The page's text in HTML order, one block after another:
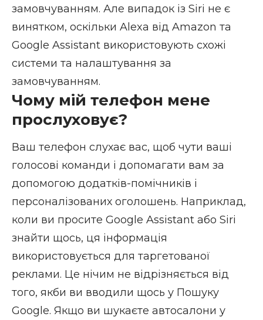
замовчуванням. Але випадок із Siri не є
винятком, оскільки Alexa від Amazon та
Google Assistant використовують схожі
системи та налаштування за
замовчуванням.
Чому мій телефон мене
прослуховує?
Ваш телефон слухає вас, щоб чути ваші
голосові команди і допомагати вам за
допомогою додатків-помічників і
персоналізованих оголошень. Наприклад,
коли ви просите Google Assistant або Siri
знайти щось, ця інформація
використовується для таргетованої
реклами. Це нічим не відрізняється від
того, якби ви вводили щось у Пошуку
Google. Якщо ви шукаєте автосалони у